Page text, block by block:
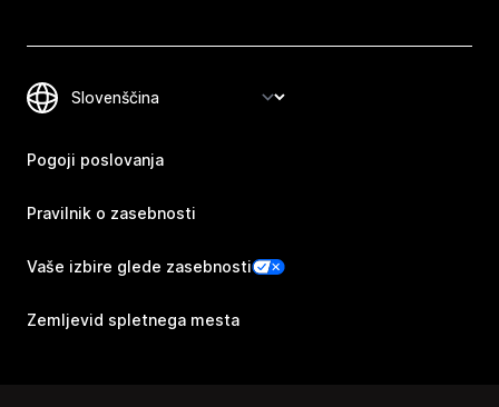
Pogoji poslovanja
Pravilnik o zasebnosti
Vaše izbire glede zasebnosti
Zemljevid spletnega mesta